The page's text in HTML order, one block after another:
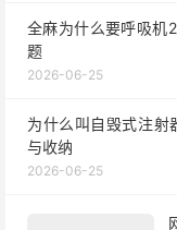
全麻为什么要呼吸机
题
2026-06-25
为什么叫自毁式注射
与收纳
2026-06-25